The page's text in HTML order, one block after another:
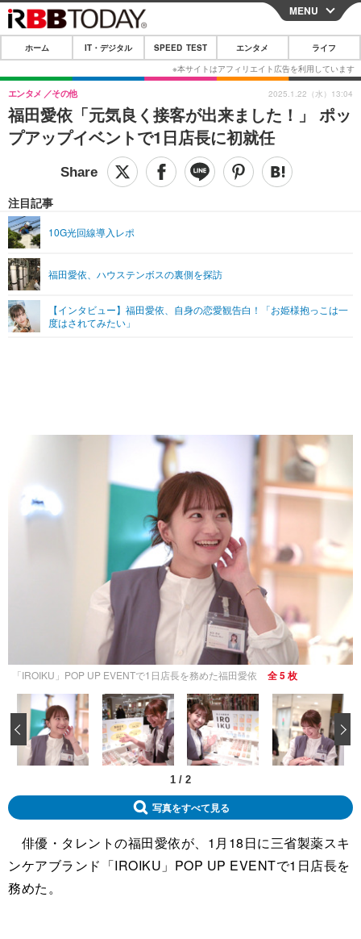
CLOSE
ホーム
IT・デジタル
IT・デジタルTOP スマートフォン
ショッピング その他
SPEED TEST
エンタメTOP 映画・ドラマ
グラビア
ショッピング その他
ライフTOP
リリース一覧
プッシュ通知の停止方法
MENU
ホーム IT・デジタル SPEED TEST エンタメ ライフ
福田愛依「元気良く接客が出来ました！」 ポッ
プアップイベントで1日店長に初就任
エンタメ その他
注目記事
10G光回線導入レポ
福田愛依、ハウステンボスの裏側を探訪
【インタビュー】福田愛依、自身の恋愛観告白！「お姫様抱っこは一
度はされてみたい」
2025.1.22（水）13:04
「IROIKU」POP UP EVENTで1日店長を務めた福田愛依 全 5 枚
1 / 2
‹
写真をすべて見る
俳優・タレントの福田愛依が、1月18日に三省製薬スキ
ンケアブランド「IROIKU」POP UP EVENTで1日店長を
務めた。